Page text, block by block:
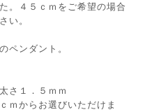
。４５ｃｍをご希望の場合
い。
ペンダント。
１．５ｍｍ
らお選びいただけま